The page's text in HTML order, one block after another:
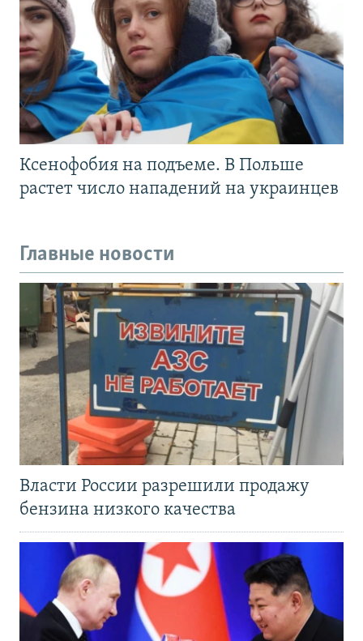
Ксенофобия на подъеме. В Польше
растет число нападений на украинцев
Главные новости
Власти России разрешили продажу
бензина низкого качества